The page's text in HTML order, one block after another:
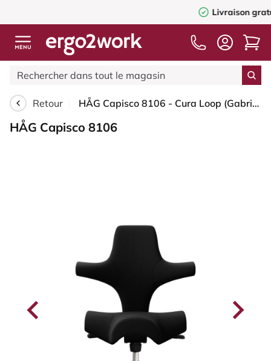
Livraison gratuiteà partir de
Retour HÅG Capisco 8106 - Cura Loop (Gabriel) - Polyester recyclé - CLP60999 Black - Argent - 265 mm (hauteur d’assise 53–79 cm) - Roues dures pour sols souples
HÅG Capisco 8106